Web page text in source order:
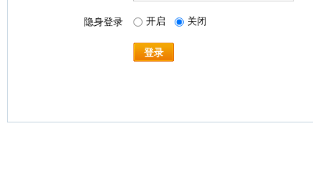
隐身登录 开启 关闭
登录